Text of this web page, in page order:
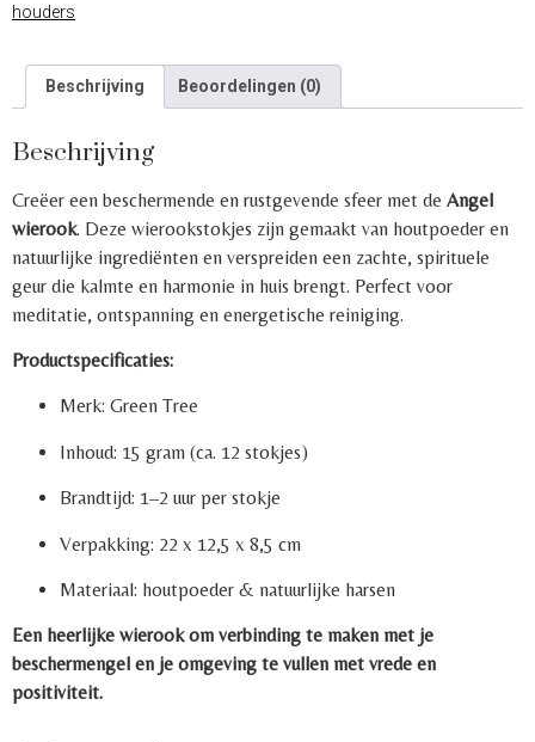
houders
Beschrijving Beoordelingen (0)
Beschrijving
Creëer een beschermende en rustgevende sfeer met de Angel
wierook. Deze wierookstokjes zijn gemaakt van houtpoeder en
natuurlijke ingrediënten en verspreiden een zachte, spirituele
geur die kalmte en harmonie in huis brengt. Perfect voor
meditatie, ontspanning en energetische reiniging.
Productspecificaties:
Merk: Green Tree
Inhoud: 15 gram (ca. 12 stokjes)
Brandtijd: 1–2 uur per stokje
Verpakking: 22 x 12,5 x 8,5 cm
Materiaal: houtpoeder & natuurlijke harsen
Een heerlijke wierook om verbinding te maken met je
beschermengel en je omgeving te vullen met vrede en
positiviteit.